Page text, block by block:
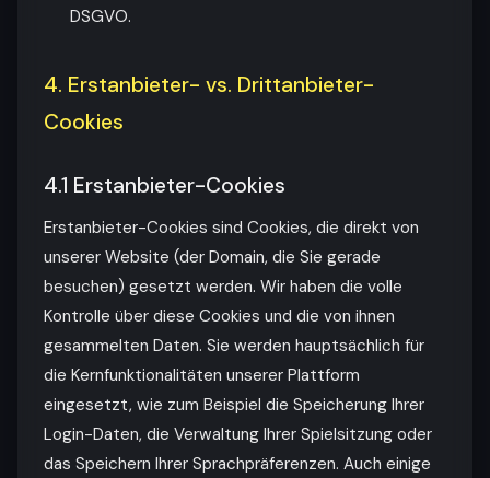
DSGVO.
4. Erstanbieter- vs. Drittanbieter-
Cookies
4.1 Erstanbieter-Cookies
Erstanbieter-Cookies sind Cookies, die direkt von
unserer Website (der Domain, die Sie gerade
besuchen) gesetzt werden. Wir haben die volle
Kontrolle über diese Cookies und die von ihnen
gesammelten Daten. Sie werden hauptsächlich für
die Kernfunktionalitäten unserer Plattform
eingesetzt, wie zum Beispiel die Speicherung Ihrer
Login-Daten, die Verwaltung Ihrer Spielsitzung oder
das Speichern Ihrer Sprachpräferenzen. Auch einige